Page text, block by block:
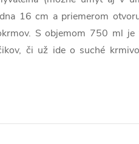
16 cm a priemerom
S objemom 750 ml je
či už ide o suché